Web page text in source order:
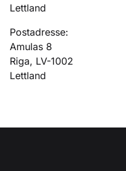
Lettland
Postadresse:
Amulas 8
Riga, LV-1002
Lettland